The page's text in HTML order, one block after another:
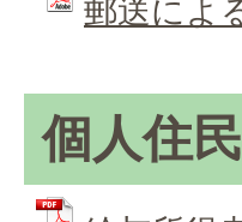
郵送によ
個人住